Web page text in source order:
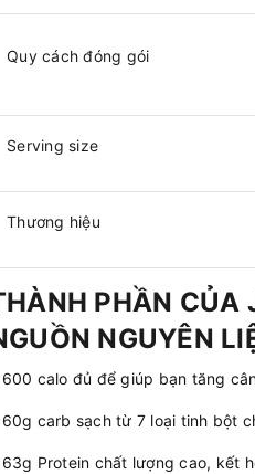
Quy cách đóng gói
Serving size
Thương hiệu
PHẦN CỦA
NGUYÊN
600 calo đủ để giúp bạn tăng
60g carb sạch từ 7 loại tinh bột
63g Protein chất lượng cao, kết